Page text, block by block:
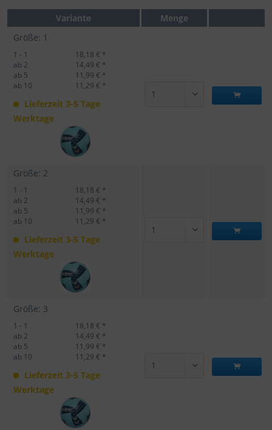
Variante
Menge
Größe: 1
1 - 1
18,18 € *
ab 2
14,49 € *
ab 5
11,99 € *
ab 10
11,29 € *
Lieferzeit 3-5 Tage
Werktage
Größe: 2
1 - 1
18,18 € *
ab 2
14,49 € *
ab 5
11,99 € *
ab 10
11,29 € *
Lieferzeit 3-5 Tage
Werktage
Größe: 3
1 - 1
18,18 € *
ab 2
14,49 € *
ab 5
11,99 € *
ab 10
11,29 € *
Lieferzeit 3-5 Tage
Werktage